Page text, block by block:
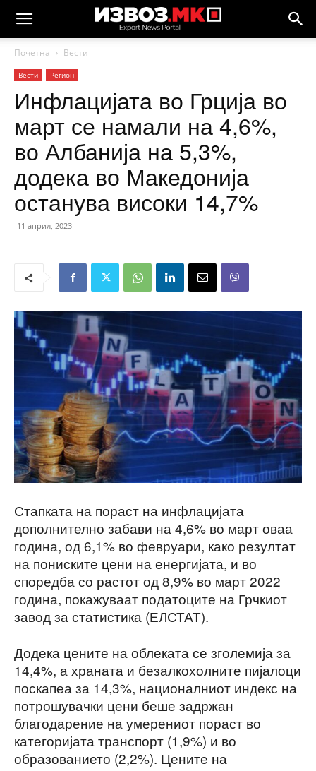
Почетна Вести
Вести Регион
Инфлацијата во Грција во
март се намали на 4,6%,
во Албанија на 5,3%,
додека во Македонија
останува високи 14,7%
11 април, 2023
Стапката на пораст на инфлацијата
дополнително забави на 4,6% во март оваа
година, од 6,1% во февруари, како резултат
на пониските цени на енергијата, и во
споредба со растот од 8,9% во март 2022
година, покажуваат податоците на Грчкиот
завод за статистика (ЕЛСТАТ).
Додека цените на облеката се зголемија за
14,4%, а храната и безалкохолните пијалоци
поскапеа за 14,3%, националниот индекс на
потрошувачки цени беше задржан
благодарение на умерениот пораст во
категоријата транспорт (1,9%) и во
образованието (2,2%). Цените на